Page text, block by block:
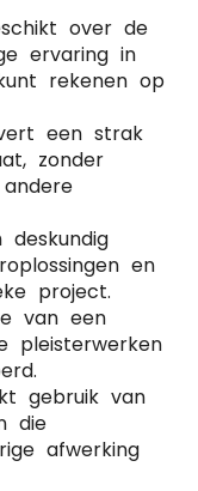
over de
ervaring in
rekenen op
een strak
zonder
en
project.
van een
pleisterwerken
gebruik van
die
afwerking